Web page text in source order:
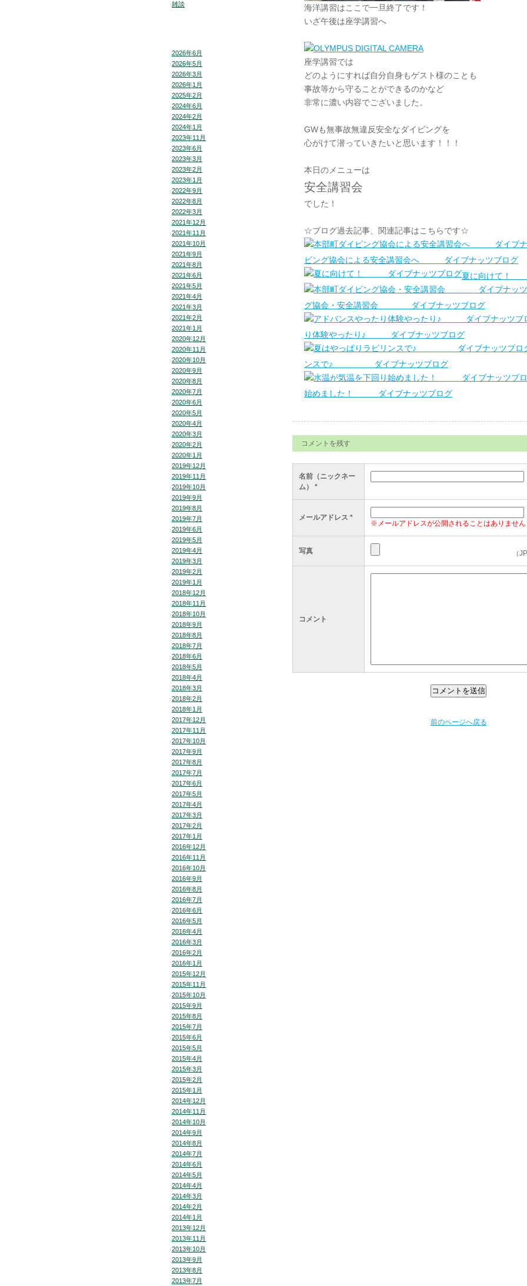
雑談
2026年6月
2026年5月
2026年3月
2026年1月
2025年2月
2024年6月
2024年2月
2024年1月
2023年11月
2023年6月
2023年3月
2023年2月
2023年1月
2022年9月
2022年8月
2022年3月
2021年12月
2021年11月
2021年10月
2021年9月
2021年8月
2021年6月
2021年5月
2021年4月
2021年3月
2021年2月
2021年1月
2020年12月
2020年11月
2020年10月
2020年9月
2020年8月
2020年7月
2020年6月
2020年5月
2020年4月
2020年3月
2020年2月
2020年1月
2019年12月
2019年11月
2019年10月
2019年9月
2019年8月
2019年7月
2019年6月
2019年5月
2019年4月
2019年3月
2019年2月
2019年1月
2018年12月
2018年11月
2018年10月
2018年9月
2018年8月
2018年7月
2018年6月
2018年5月
2018年4月
2018年3月
2018年2月
2018年1月
2017年12月
2017年11月
2017年10月
2017年9月
2017年8月
2017年7月
2017年6月
2017年5月
2017年4月
2017年3月
2017年2月
2017年1月
2016年12月
2016年11月
2016年10月
2016年9月
2016年8月
2016年7月
2016年6月
2016年5月
2016年4月
2016年3月
2016年2月
2016年1月
2015年12月
2015年11月
2015年10月
2015年9月
2015年8月
2015年7月
2015年6月
2015年5月
2015年4月
2015年3月
2015年2月
2015年1月
2014年12月
2014年11月
2014年10月
2014年9月
2014年8月
2014年7月
2014年6月
2014年5月
2014年4月
2014年3月
2014年2月
2014年1月
2013年12月
2013年11月
2013年10月
2013年9月
2013年8月
2013年7月
海洋講習はここで一旦終了です！
いざ午後は座学講習へ
座学講習では
どのようにすれば自分自身もゲスト様のことも
事故等から守ることができるのかなど
非常に濃い内容でございました。
GWも無事故無違反安全なダイビングを
心がけて潜っていきたいと思います！！！
本日のメニューは
安全講習会
でした！
☆ブログ過去記事、関連記事はこちらです☆
ビング協会による安全講習会へ ダイブナッツブログ
夏に向けて！
グ協会・安全講習会 ダイブナッツブログ
り体験やったり♪ ダイブナッツブログ
ンスで♪ ダイブナッツブログ
始めました！ ダイブナッツブログ
コメントを残す
名前（ニックネー
ム）
*
メールアドレス *
※メールアドレスが公開されることはありません
写真 （
コメント
前のページへ戻る